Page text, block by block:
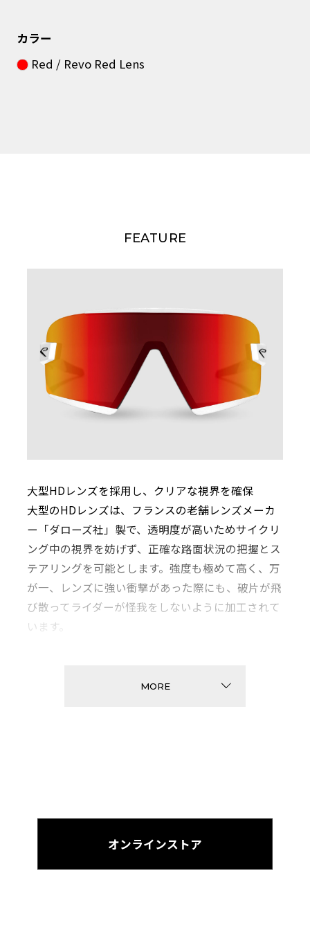
カラー
Red / Revo Red Lens
FEATURE
大型HDレンズを採用し、クリアな視界を確保
大型のHDレンズは、フランスの老舗レンズメーカ
ー「ダローズ社」製で、透明度が高いためサイクリ
ング中の視界を妨げず、正確な路面状況の把握とス
テアリングを可能とします。強度も極めて高く、万
が一、レンズに強い衝撃があった際にも、破片が飛
び散ってライダーが怪我をしないように加工されて
います。
MORE
オンラインストア